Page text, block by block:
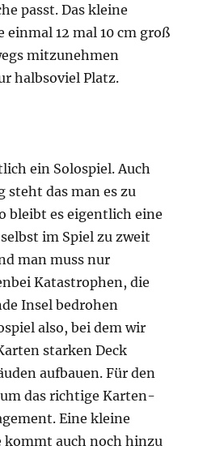
passt. Das kleine
einmal 12 mal 10 cm groß
mitzunehmen
halbsoviel Platz.
ein Solospiel. Auch
steht das man es zu
bleibt es eigentlich eine
im Spiel zu zweit
man muss nur
Katastrophen, die
Insel bedrohen
also, bei dem wir
starken Deck
aufbauen. Für den
das richtige Karten-
Eine kleine
auch noch hinzu